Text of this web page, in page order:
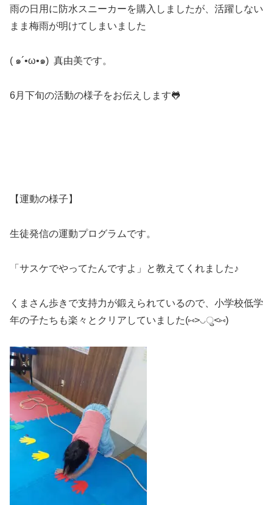
雨の日用に防水スニーカーを購入しましたが、活躍しない
まま梅雨が明けてしまいました
( ๑´•ω•๑) 真由美です。
6月下旬の活動の様子をお伝えします🐸
【運動の様子】
生徒発信の運動プログラムです。
「サスケでやってたんですよ」と教えてくれました♪
くまさん歩きで支持力が鍛えられているので、小学校低学
年の子たちも楽々とクリアしていました(⑅˃◡ु˂⑅)